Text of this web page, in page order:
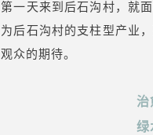
第一天来到后石沟村，就
为后石沟村的支柱型产业
观众的期待。
治
绿